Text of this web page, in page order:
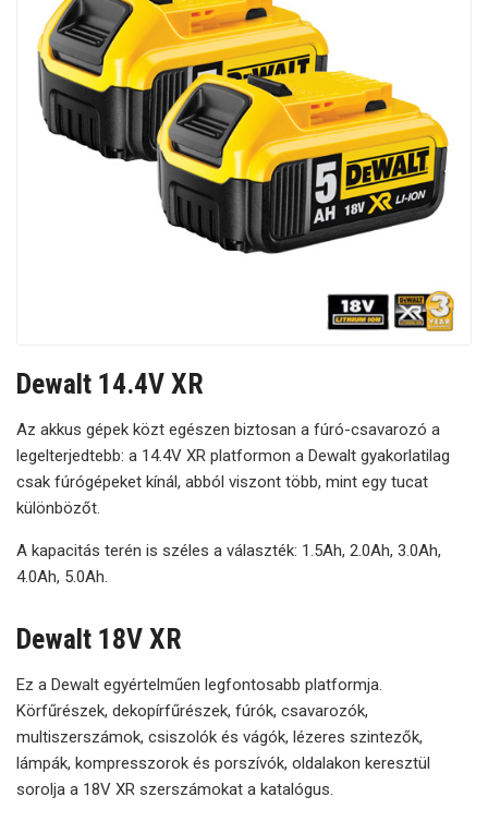
Dewalt 14.4V XR
Az akkus gépek közt egészen biztosan a fúró-csavarozó a
legelterjedtebb: a 14.4V XR platformon a Dewalt gyakorlatilag
csak fúrógépeket kínál, abból viszont több, mint egy tucat
különbözőt.
A kapacitás terén is széles a választék: 1.5Ah, 2.0Ah, 3.0Ah,
4.0Ah, 5.0Ah.
Dewalt 18V XR
Ez a Dewalt egyértelműen legfontosabb platformja.
Körfűrészek, dekopírfűrészek, fúrók, csavarozók,
multiszerszámok, csiszolók és vágók, lézeres szintezők,
lámpák, kompresszorok és porszívók, oldalakon keresztül
sorolja a 18V XR szerszámokat a katalógus.